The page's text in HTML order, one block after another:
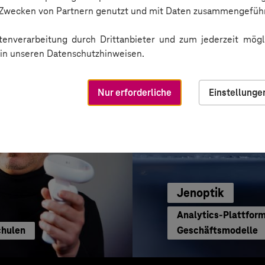
von Partnern genutzt und mit Daten
durch Drittanbieter und zum jederzeit
unseren Datenschutzhinweisen.
Nur erforderliche
Per App die
Jenoptik
Analytics-
Geschäftsmodelle